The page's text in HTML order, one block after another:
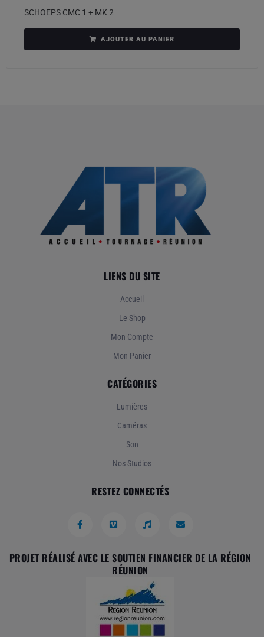
SCHOEPS CMC 1 + MK 2
AJOUTER AU PANIER
LIENS DU SITE
Accueil
Le Shop
Mon Compte
Mon Panier
CATÉGORIES
Lumières
Caméras
Son
Nos Studios
RESTEZ CONNECTÉS
PROJET RÉALISÉ AVEC LE SOUTIEN FINANCIER DE LA RÉGION
RÉUNION